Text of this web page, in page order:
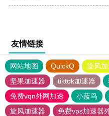
友情链接
网站地图 QuickQ 旋风
坚果加速器
tiktok加速器
免费vqn外网加速
小蓝鸟
旋风加速器
免费vps加速器